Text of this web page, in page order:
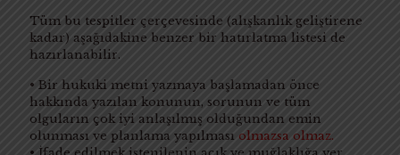
Tüm bu tespitler çerçevesinde (alışkanlık geliştirene
kadar) aşağıdakine benzer bir hatırlatma listesi de
hazırlanabilir.
• Bir hukuki metni yazmaya başlamadan önce
hakkında yazılan konunun, sorunun ve tüm
olguların çok iyi anlaşılmış olduğundan emin
olunması ve planlama yapılması olmazsa olmaz.